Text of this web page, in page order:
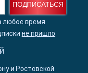
ПОДПИСАТЬСЯ
любое время.
не пришло
и Ростовской